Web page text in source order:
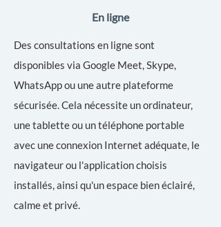
En ligne
Des consultations en ligne sont
disponibles via Google Meet, Skype,
WhatsApp ou une autre plateforme
sécurisée. Cela nécessite un ordinateur,
une tablette ou un téléphone portable
avec une connexion Internet adéquate, le
navigateur ou l'application choisis
installés, ainsi qu'un espace bien éclairé,
calme et privé.